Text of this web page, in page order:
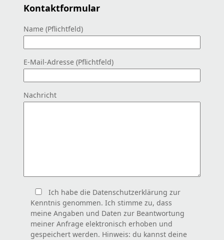
Kontaktformular
Name (Pflichtfeld)
E-Mail-Adresse (Pflichtfeld)
Nachricht
Ich habe die Datenschutzerklärung zur
Kenntnis genommen. Ich stimme zu, dass
meine Angaben und Daten zur Beantwortung
meiner Anfrage elektronisch erhoben und
gespeichert werden. Hinweis: du kannst deine